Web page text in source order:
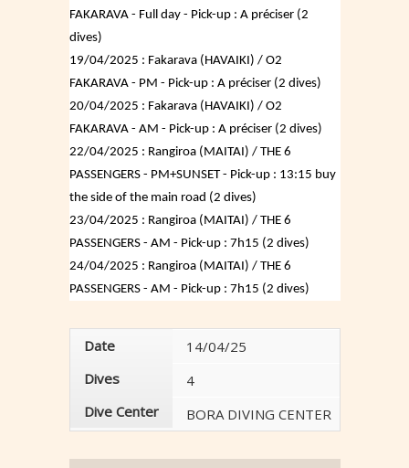
FAKARAVA - Full day - Pick-up : A préciser (2
dives)
19/04/2025 : Fakarava (HAVAIKI) / O2
FAKARAVA - PM - Pick-up : A préciser (2 dives)
20/04/2025 : Fakarava (HAVAIKI) / O2
FAKARAVA - AM - Pick-up : A préciser (2 dives)
22/04/2025 : Rangiroa (MAITAI) / THE 6
PASSENGERS - PM+SUNSET - Pick-up : 13:15 buy
the side of the main road (2 dives)
23/04/2025 : Rangiroa (MAITAI) / THE 6
PASSENGERS - AM - Pick-up : 7h15 (2 dives)
24/04/2025 : Rangiroa (MAITAI) / THE 6
PASSENGERS - AM - Pick-up : 7h15 (2 dives)
Date
Dives
Dive Center
14/04/25
4
BORA DIVING CENTER